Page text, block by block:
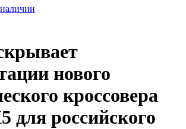
нового
кроссовера
для российского